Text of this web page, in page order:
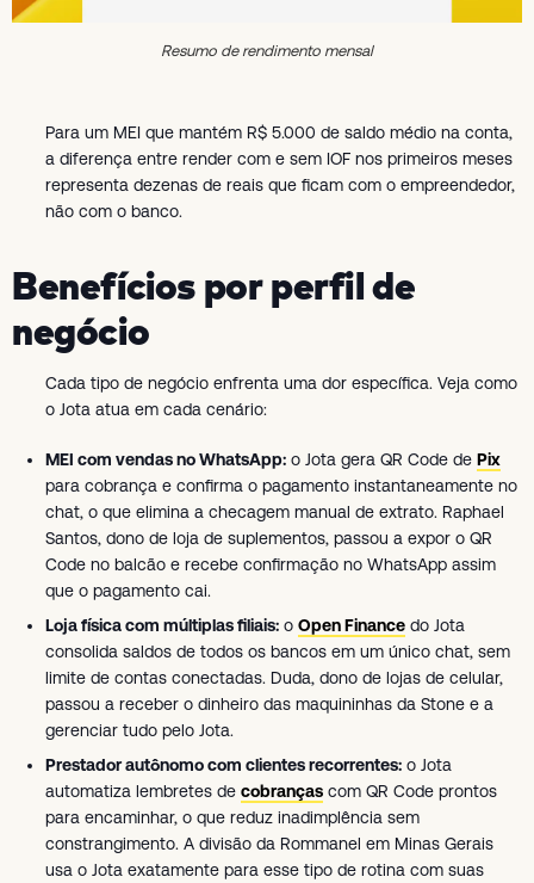
Resumo de rendimento mensal
Para um MEI que mantém R$ 5.000 de saldo médio na conta,
a diferença entre render com e sem IOF nos primeiros meses
representa dezenas de reais que ficam com o empreendedor,
não com o banco.
Benefícios por perfil de
negócio
Cada tipo de negócio enfrenta uma dor específica. Veja como
o Jota atua em cada cenário:
MEI com vendas no WhatsApp: o Jota gera QR Code de Pix
para cobrança e confirma o pagamento instantaneamente no
chat, o que elimina a checagem manual de extrato. Raphael
Santos, dono de loja de suplementos, passou a expor o QR
Code no balcão e recebe confirmação no WhatsApp assim
que o pagamento cai.
Loja física com múltiplas filiais: o Open Finance do Jota
consolida saldos de todos os bancos em um único chat, sem
limite de contas conectadas. Duda, dono de lojas de celular,
passou a receber o dinheiro das maquininhas da Stone e a
gerenciar tudo pelo Jota.
Prestador autônomo com clientes recorrentes: o Jota
automatiza lembretes de cobranças com QR Code prontos
para encaminhar, o que reduz inadimplência sem
constrangimento. A divisão da Rommanel em Minas Gerais
usa o Jota exatamente para esse tipo de rotina com suas